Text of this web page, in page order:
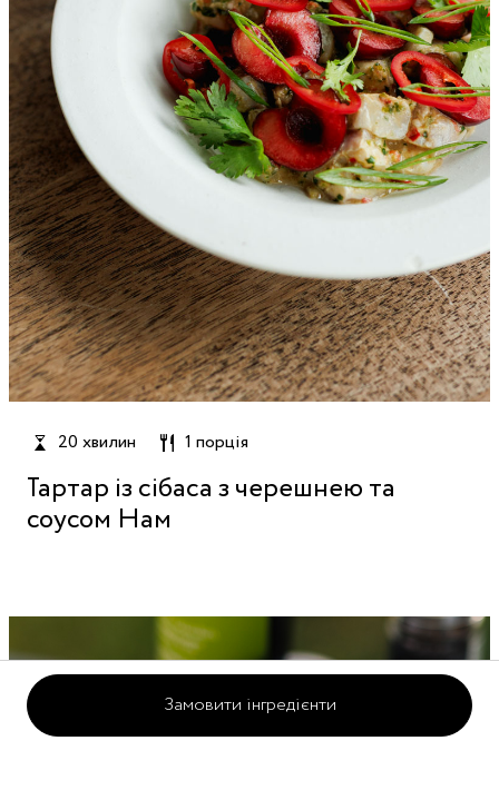
Замовити інгредієнти
20 хвилин 1 порція
Тартар із сібаса з черешнею та
соусом Нам